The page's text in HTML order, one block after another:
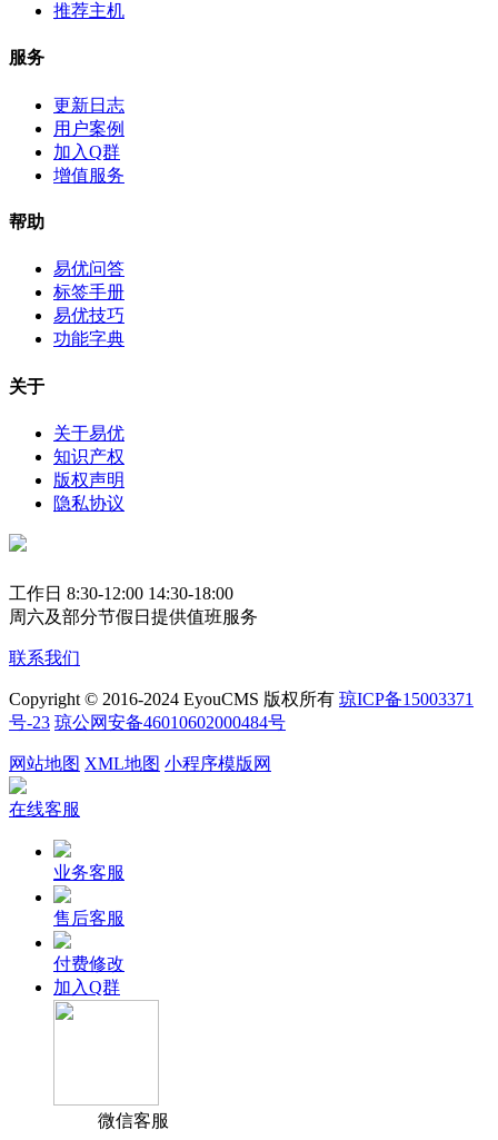
推荐主机
服务
更新日志
用户案例
加入Q群
增值服务
帮助
易优问答
标签手册
易优技巧
功能字典
关于
关于易优
知识产权
版权声明
隐私协议
工作日 8:30-12:00 14:30-18:00
周六及部分节假日提供值班服务
联系我们
Copyright © 2016-2024 EyouCMS 版权所有 琼ICP备15003371
号-23 琼公网安备46010602000484号
网站地图 XML地图 小程序模版网
在线客服
业务客服
售后客服
付费修改
加入Q群
微信客服